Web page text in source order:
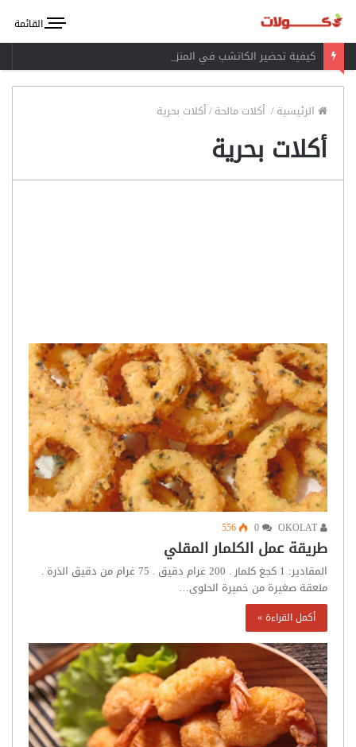
القائمة
كيفية تحضير الكاتشب في المنزل
الرئيسية/ أكلات مالحة/أكلات بحرية
أكلات بحرية
556
طريقة عمل الكلمار المقلي
المقادير: 1 كجغ كلمار . 200 غرام دقيق . 75 غرام من دقيق الذرة .
ملعقة صغيرة من خميرة الحلوى…
أكمل القراءة »